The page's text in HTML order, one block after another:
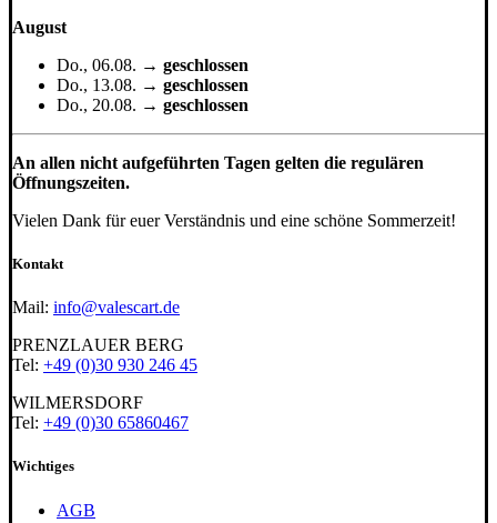
August
Do., 06.08. → geschlossen
Do., 13.08. → geschlossen
Do., 20.08. → geschlossen
An allen nicht aufgeführten Tagen gelten die regulären
Öffnungszeiten.
Vielen Dank für euer Verständnis und eine schöne Sommerzeit!
Kontakt
Mail: info@valescart.de
PRENZLAUER BERG
Tel: +49 (0)30 930 246 45
WILMERSDORF
Tel: +49 (0)30 65860467
Wichtiges
AGB